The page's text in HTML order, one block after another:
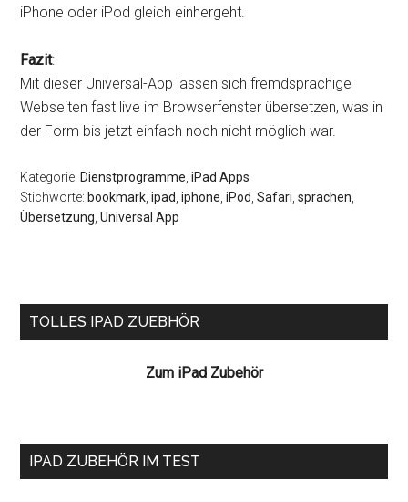
iPhone oder iPod gleich einhergeht.
Fazit:
Mit dieser Universal-App lassen sich fremdsprachige
Webseiten fast live im Browserfenster übersetzen, was in
der Form bis jetzt einfach noch nicht möglich war.
Kategorie: Dienstprogramme ,iPad Apps
Stichworte: bookmark ,ipad ,iphone ,iPod ,Safari ,sprachen
Übersetzung ,Universal App
Seitenspalte
TOLLES IPAD ZUEBHÖR
Zum iPad Zubehör
IPAD ZUBEHÖR IM TEST